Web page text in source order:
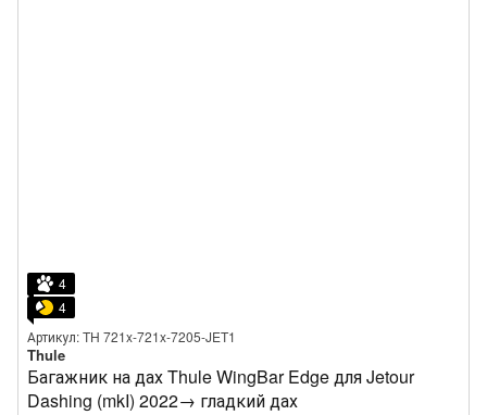
4
4
Артикул: TH 721x-721x-7205-JET1
Thule
Багажник на дах Thule WingBar Edge для Jetour
Dashing (mkI) 2022→ гладкий дах